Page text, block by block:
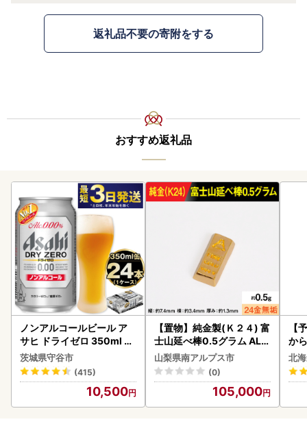
返礼品不要の寄附をする
おすすめ返礼品
ノンアルコールビール ア
サヒ ドライゼロ 350ml 24
本 ノンアル ビール asashi
守谷市
茨城県守谷市
(415)
10,500
【置物】純金製(Ｋ２４) 富
士山延べ棒0.5グラム ALP
BK181
山梨県南アルプス市
(0)
105,000
【
か
ら
g (
)【
北